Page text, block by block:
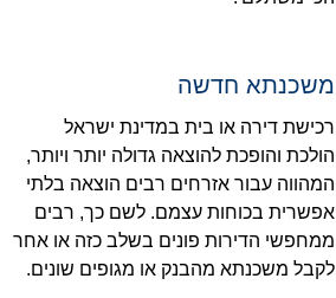
משכנתא חדשה
רכישת דירה או בית במדינת ישראל
הולכת והופכת להוצאה גדולה יותר ויותר,
המהווה עבור אזרחים רבים הוצאה בלתי
אפשרית בכוחות עצמם. לשם כך, רבים
ממחפשי הדירות פונים בשלב כזה או אחר
לקבל משכנתא מהבנק או מגופים שונים.